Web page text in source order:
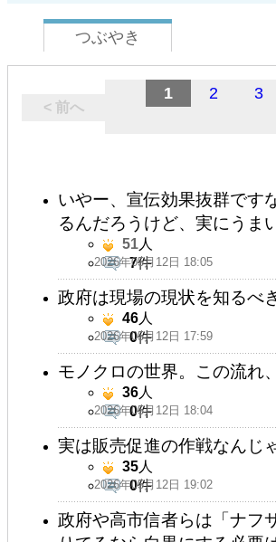
つぶやき
< 前へ
1 2 3
いやー、宣伝効果抜群です
るんだろうけど、実にうま
2026年05月12日 18:05
51人
7件
政府は現場の現状を知るべき
2026年05月12日 17:59
46人
0件
モノクロの世界。この流れ
2026年05月12日 18:04
36人
0件
実は販売促進の作戦なんじ
2026年05月12日 19:02
35人
0件
政府や高市信者らは「ナフ